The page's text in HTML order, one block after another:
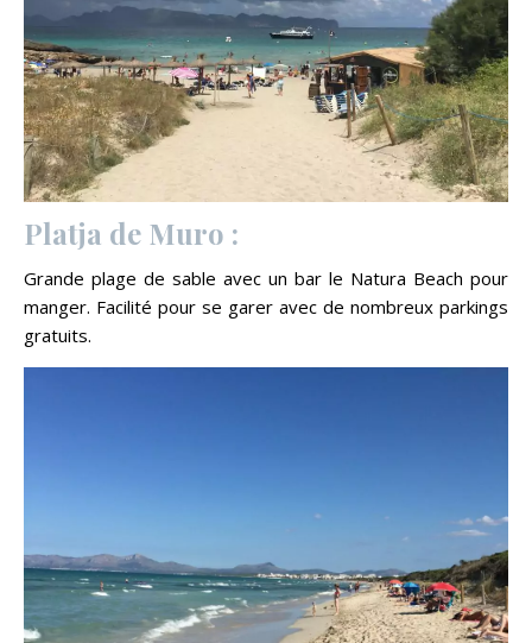
Platja de Muro :
Grande plage de sable avec un bar le Natura Beach pour
manger. Facilité pour se garer avec de nombreux parkings
gratuits.